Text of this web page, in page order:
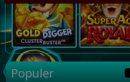
Populer